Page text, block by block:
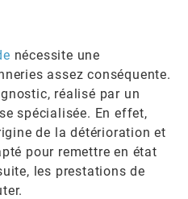
nécessite une
assez conséquente.
réalisé par un
spécialisée. En effet,
de la détérioration et
pour remettre en état
les prestations de